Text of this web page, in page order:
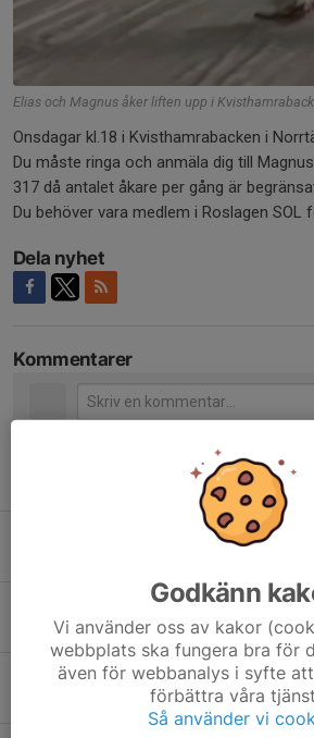
Elias och Magnus åker liften upp i
Onsdagar kl.18 i Kvisthamrabacken i
Du måste ringa och anmäla dig till
317 då antalet åkare per gång är
Du behöver vara medlem i Roslagen SOL
Dela nyhet
Kommentarer
Information resan till Malmö
Extra årsmöte måndag 1 juni
26 apr, 12:23 0
18 feb, 13:01 1
Godkänn
Vi använder oss av kakor
webbplats ska fungera bra för
även för webbanalys i syfte
förbättra våra
Så använder vi